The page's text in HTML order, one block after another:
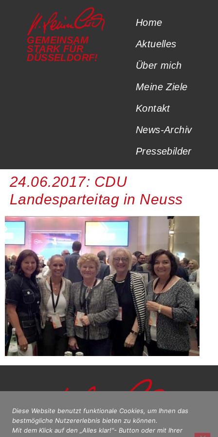
GEMEINSAM
STARK FÜR
DÜSSELDORF!
Home
Aktuelles
Über mich
Meine Ziele
Kontakt
News-Archiv
Pressebilder
24.06.2017: CDU
Landesparteitag in Neuss
Diese Website benutzt funktionale Cookies, um Ihnen das
bestmögliche Nutzererlebnis bieten zu können.
Mit dem Klick auf den „Alles klar!“- Button oder mit Ihrer